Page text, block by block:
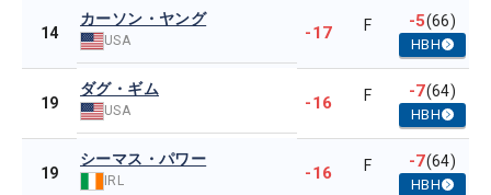
14
カーソン・ヤング
USA -17 F -5(66)
HBH
19
ダグ・ギム
USA -16 F -7(64)
HBH
19
シーマス・パワー
IRL -16 F -7(64)
HBH